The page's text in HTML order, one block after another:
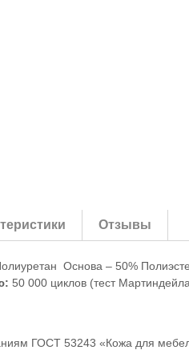
Отзывы
Основа – 50%
50 000 циклов (тест
ГОСТ 53243 «Кожа для